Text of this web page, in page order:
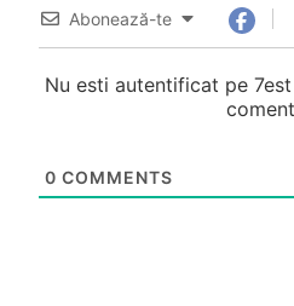
Abonează-te
Nu esti autentificat pe
0 COMMENTS